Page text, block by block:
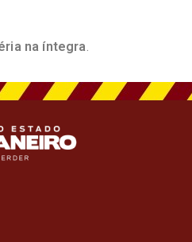
na íntegra.